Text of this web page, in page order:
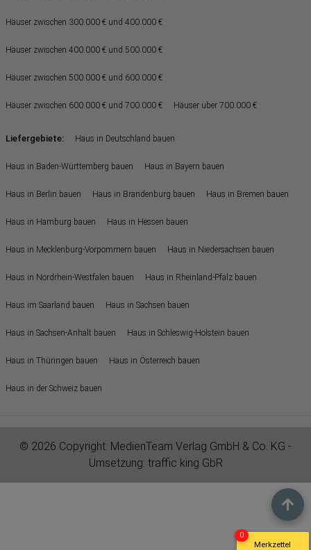
Häuser zwischen 300.000 € und 400.000 €
Häuser zwischen 400.000 € und 500.000 €
Häuser zwischen 500.000 € und 600.000 €
Häuser zwischen 600.000 € und 700.000 € Häuser über 700.000 €
Liefergebiete: Haus in Deutschland bauen
Haus in Baden-Württemberg bauen Haus in Bayern bauen
Haus in Berlin bauen Haus in Brandenburg bauen Haus in Bremen bauen
Haus in Hamburg bauen Haus in Hessen bauen
Haus in Mecklenburg-Vorpommern bauen Haus in Niedersachsen bauen
Haus in Nordrhein-Westfalen bauen Haus in Rheinland-Pfalz bauen
Haus im Saarland bauen Haus in Sachsen bauen
Haus in Sachsen-Anhalt bauen Haus in Schleswig-Holstein bauen
Haus in Thüringen bauen Haus in Österreich bauen
Haus in der Schweiz bauen
© 2026 Copyright: MedienTeam Verlag GmbH & Co. KG -
Umsetzung: traffic king GbR
Merkzettel
0